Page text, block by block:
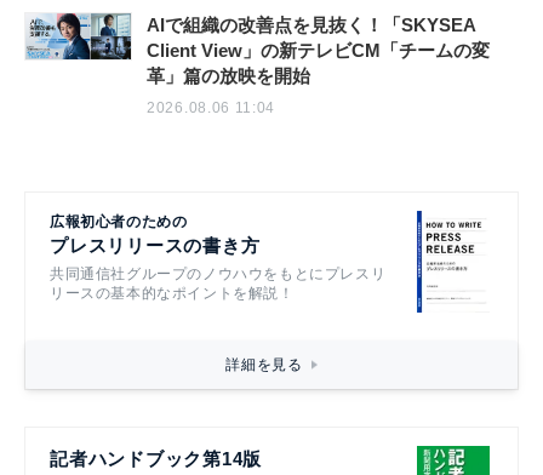
AIで組織の改善点を見抜く！「SKYSEA
Client View」の新テレビCM「チームの変
革」篇の放映を開始
2026.08.06 11:04
広報初心者のための
プレスリリースの書き方
共同通信社グループのノウハウをもとにプレスリ
リースの基本的なポイントを解説！
詳細を見る
記者ハンドブック第14版